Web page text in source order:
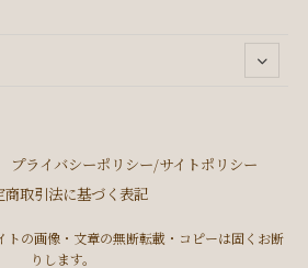
プライバシーポリシー/サイトポリシー
商取引法に基づく表記
の画像・文章の無断転載・コピーは固くお断
りします。